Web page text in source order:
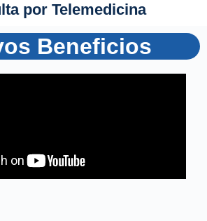
por Telemedicina
Beneficios